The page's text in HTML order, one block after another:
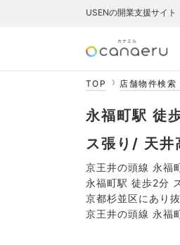
USENの開業支援サイト
TOP 店舗物件検索
永福町駅 徒
ス張り/ 天
京王井の頭線 永福
永福町駅 徒歩2分
京都杉並区にあり抜
京王井の頭線 永福